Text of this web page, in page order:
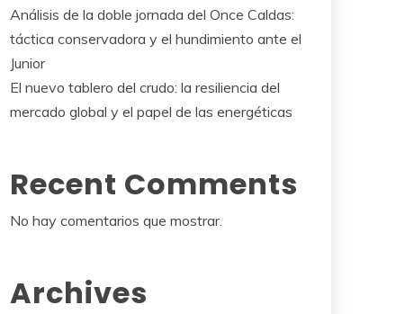
Análisis de la doble jornada del Once Caldas:
táctica conservadora y el hundimiento ante el
Junior
El nuevo tablero del crudo: la resiliencia del
mercado global y el papel de las energéticas
Recent Comments
No hay comentarios que mostrar.
Archives